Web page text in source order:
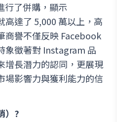
行了併購，顯示
達了 5,000 萬以上，高
商譽不僅反映 Facebook
象徵著對 Instagram 品
增長潛力的認同，更展現
場影響力與獲利能力的信
）?